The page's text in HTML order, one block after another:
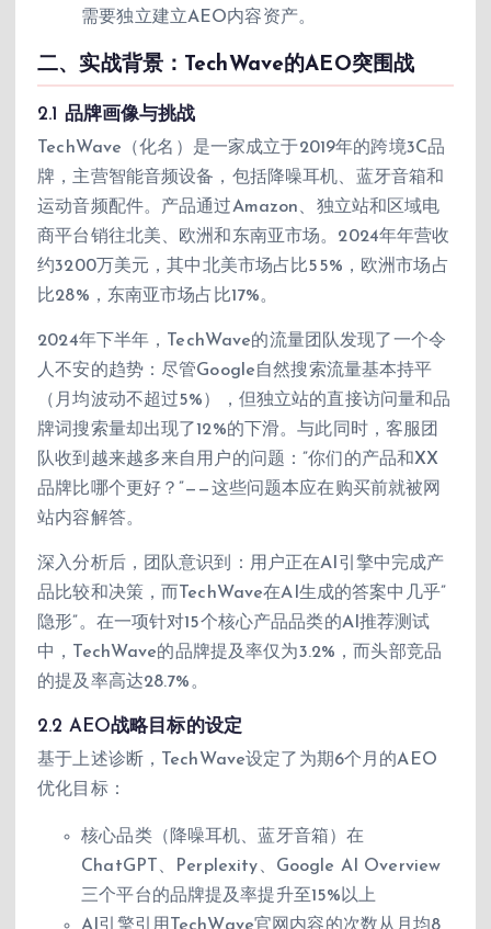
需要独立建立AEO内容资产。
二、实战背景：TechWave的AEO突围战
2.1 品牌画像与挑战
TechWave（化名）是一家成立于2019年的跨境3C品
牌，主营智能音频设备，包括降噪耳机、蓝牙音箱和
运动音频配件。产品通过Amazon、独立站和区域电
商平台销往北美、欧洲和东南亚市场。2024年年营收
约3200万美元，其中北美市场占比55%，欧洲市场占
比28%，东南亚市场占比17%。
2024年下半年，TechWave的流量团队发现了一个令
人不安的趋势：尽管Google自然搜索流量基本持平
（月均波动不超过5%），但独立站的直接访问量和品
牌词搜索量却出现了12%的下滑。与此同时，客服团
队收到越来越多来自用户的问题：”你们的产品和XX
品牌比哪个更好？”——这些问题本应在购买前就被网
站内容解答。
深入分析后，团队意识到：用户正在AI引擎中完成产
品比较和决策，而TechWave在AI生成的答案中几乎”
隐形”。在一项针对15个核心产品品类的AI推荐测试
中，TechWave的品牌提及率仅为3.2%，而头部竞品
的提及率高达28.7%。
2.2 AEO战略目标的设定
基于上述诊断，TechWave设定了为期6个月的AEO
优化目标：
核心品类（降噪耳机、蓝牙音箱）在
ChatGPT、Perplexity、Google AI Overview
三个平台的品牌提及率提升至15%以上